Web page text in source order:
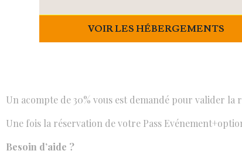
VOIR LES HÉBERGEMENTS
Un acompte de 30% vous est demandé pour valider la
Une fois la réservation de votre Pass
Besoin d’aide ?